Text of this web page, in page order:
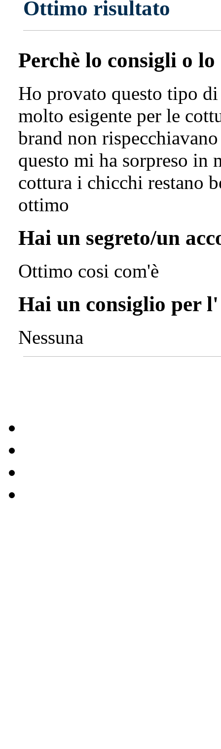
Ottimo risultato
Perchè lo consigli o
Ho provato questo tipo
molto esigente per le
brand non
questo mi ha sorpreso in
cottura i chicchi restano
ottimo
Hai un segreto/un
Ottimo cosi com'è
Hai un consiglio per
Nessuna